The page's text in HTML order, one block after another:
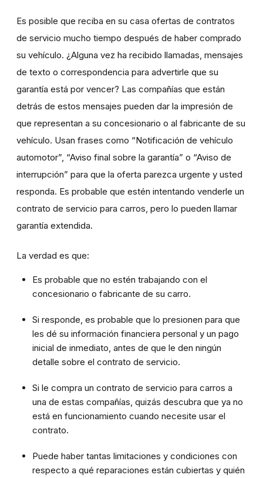
Es posible que reciba en su casa ofertas de contratos
de servicio mucho tiempo después de haber comprado
su vehículo. ¿Alguna vez ha recibido llamadas, mensajes
de texto o correspondencia para advertirle que su
garantía está por vencer? Las compañías que están
detrás de estos mensajes pueden dar la impresión de
que representan a su concesionario o al fabricante de su
vehículo. Usan frases como “Notificación de vehículo
automotor”, “Aviso final sobre la garantía” o “Aviso de
interrupción” para que la oferta parezca urgente y usted
responda. Es probable que estén intentando venderle un
contrato de servicio para carros, pero lo pueden llamar
garantía extendida.
La verdad es que:
Es probable que no estén trabajando con el
concesionario o fabricante de su carro.
Si responde, es probable que lo presionen para que
les dé su información financiera personal y un pago
inicial de inmediato, antes de que le den ningún
detalle sobre el contrato de servicio.
Si le compra un contrato de servicio para carros a
una de estas compañías, quizás descubra que ya no
está en funcionamiento cuando necesite usar el
contrato.
Puede haber tantas limitaciones y condiciones con
respecto a qué reparaciones están cubiertas y quién